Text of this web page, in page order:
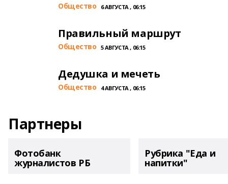
Общество 6 АВГУСТА , 06:15
Правильный маршрут
Общество 5 АВГУСТА , 06:15
Дедушка и мечеть
Общество 4 АВГУСТА , 06:15
Партнеры
Фотобанк
журналистов РБ
Рубрика "Еда и
напитки"